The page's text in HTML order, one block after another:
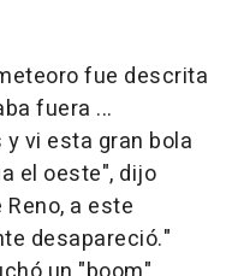
fue descrita
fuera ...
vi esta gran bola
el oeste", dijo
a este
desapareció."